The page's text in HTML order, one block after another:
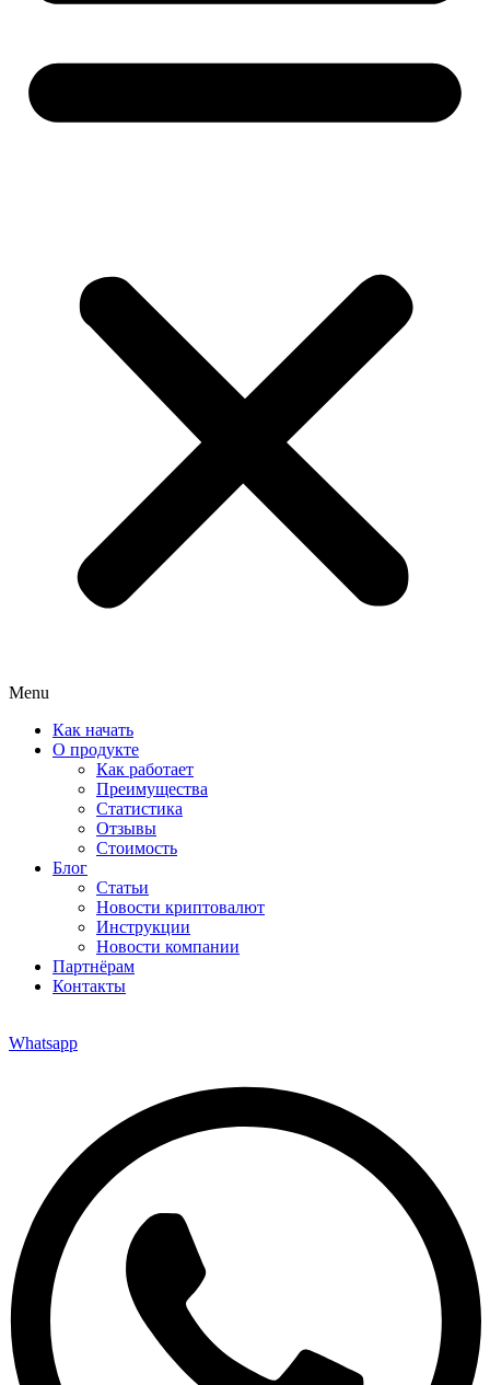
Menu
Как начать
О продукте
Как работает
Преимущества
Статистика
Отзывы
Стоимость
Блог
Статьи
Новости криптовалют
Инструкции
Новости компании
Партнёрам
Контакты
Whatsapp